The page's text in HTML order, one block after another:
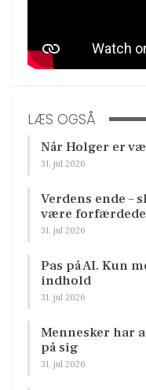
LÆS OGSÅ
Når Holger er
31. jul 2026
Verdens ende –
være
31. jul 2026
Pas på AI. Kun
indhold
31. jul 2026
Mennesker har
på sig
31. jul 2026